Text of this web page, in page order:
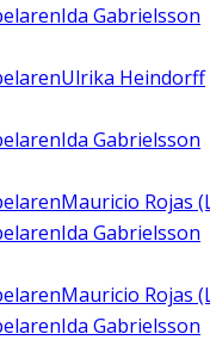
Ida Gabrielsson
Ulrika Heindorff
Ida Gabrielsson
Mauricio Rojas
Ida Gabrielsson
Mauricio Rojas
Ida Gabrielsson